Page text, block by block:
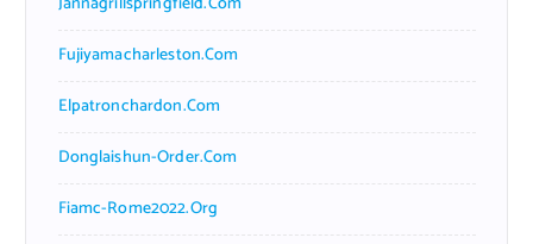
Fujiyamacharleston.com
Elpatronchardon.com
Donglaishun-Order.com
Fiamc-Rome2022.org